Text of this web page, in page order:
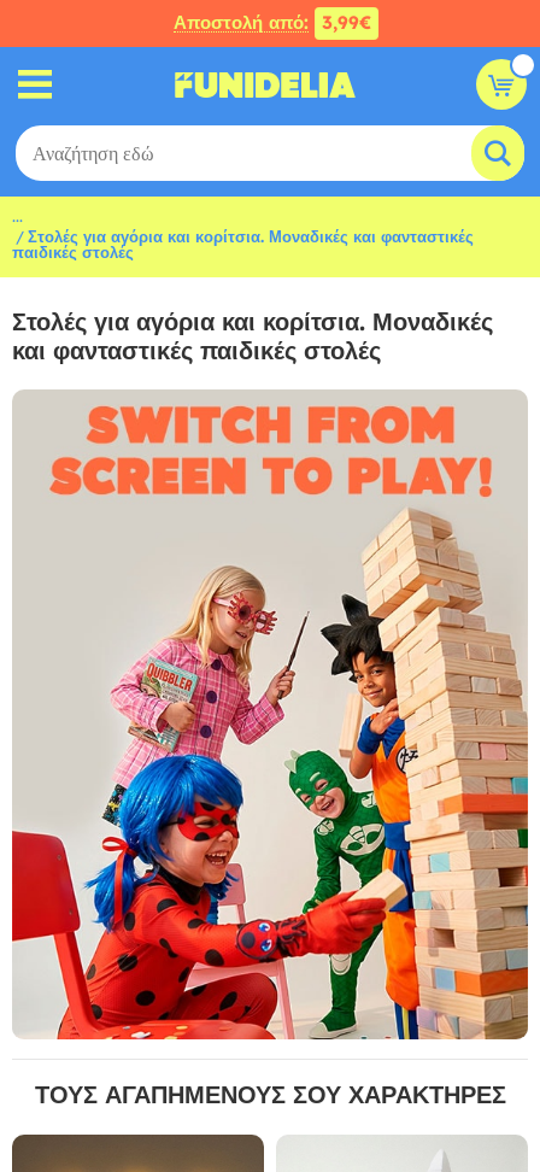
Αποστολή από: 3,99€
...
Στολές για αγόρια και κορίτσια. Μοναδικές και φανταστικές
παιδικές στολές
Στολές για αγόρια και κορίτσια. Μοναδικές
και φανταστικές παιδικές στολές
ΤΟΥΣ ΑΓΑΠΗΜΕΝΟΥΣ ΣΟΥ ΧΑΡΑΚΤΗΡΕΣ